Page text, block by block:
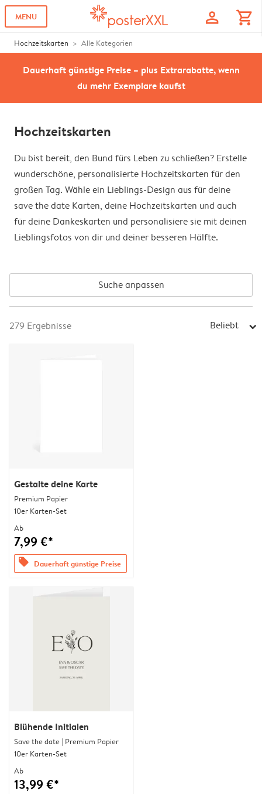
MENU profile shopping_cart
Hochzeitskarten Alle Kategorien
Dauerhaft günstige Preise – plus Extrarabatte, wenn
du mehr Exemplare kaufst
Hochzeitskarten
Du bist bereit, den Bund fürs Leben zu schließen? Erstelle
wunderschöne, personalisierte Hochzeitskarten für den
großen Tag. Wähle ein Lieblings-Design aus für deine
save the date Karten, deine Hochzeitskarten und auch
für deine Dankeskarten und personalisiere sie mit deinen
Lieblingsfotos von dir und deiner besseren Hälfte.
Suche anpassen
279 Ergebnisse Beliebt arrow_right
Gestalte deine Karte
Premium Papier
10er Karten-Set
Ab
7,99 €*
offers Dauerhaft günstige Preise
Blühende Initialen
Save the date | Premium Papier
10er Karten-Set
Ab
13,99 €*